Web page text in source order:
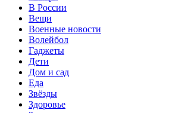
В России
Вещи
Военные новости
Волейбол
Гаджеты
Дети
Дом и сад
Еда
Звёзды
Здоровье